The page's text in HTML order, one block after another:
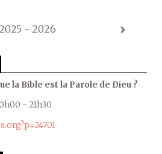
- 2026
la Bible est la Parole de Dieu ?
- 21h30